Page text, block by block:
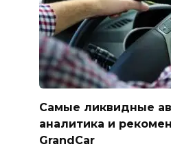
Самые ликвидные
аналитика и
GrandCar